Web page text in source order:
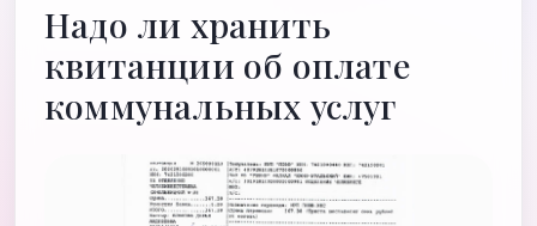
Надо ли хранить
квитанции об оплате
коммунальных услуг